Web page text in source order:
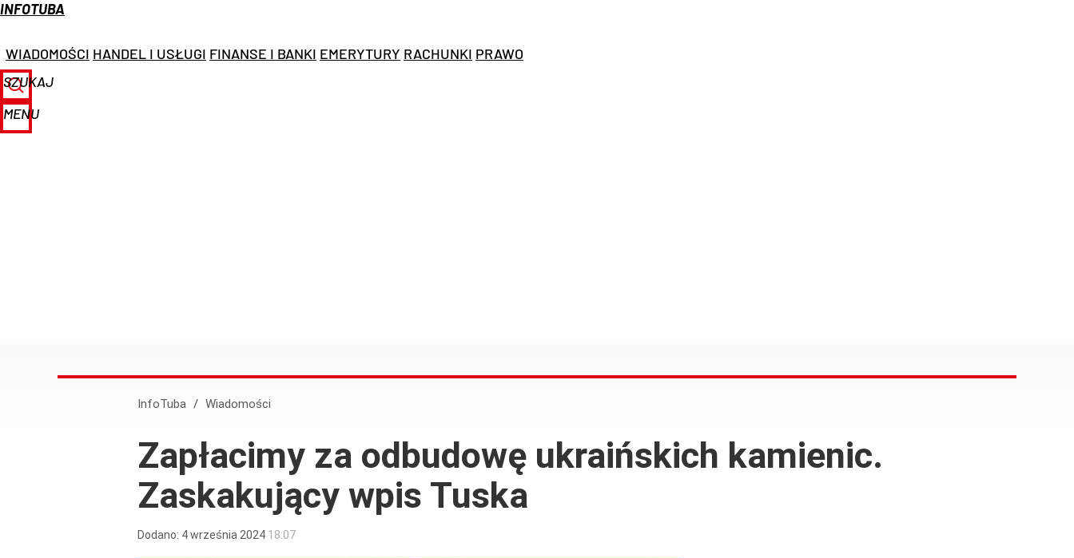
INFOTUBA
WIADOMOŚCI HANDEL I USŁUGI FINANSE I BANKI EMERYTURY RACHUNKI PRAWO
SZUKAJ
MENU
InfoTuba / Wiadomości
Zapłacimy za odbudowę ukraińskich kamienic.
Zaskakujący wpis Tuska
Dodano: 4września 2024 18:07